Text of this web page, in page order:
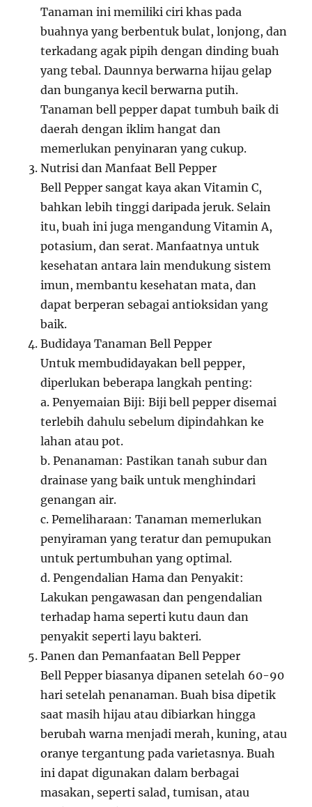
Tanaman ini memiliki ciri khas pada
buahnya yang berbentuk bulat, lonjong, dan
terkadang agak pipih dengan dinding buah
yang tebal. Daunnya berwarna hijau gelap
dan bunganya kecil berwarna putih.
Tanaman bell pepper dapat tumbuh baik di
daerah dengan iklim hangat dan
memerlukan penyinaran yang cukup.
Nutrisi dan Manfaat Bell Pepper
Bell Pepper sangat kaya akan Vitamin C,
bahkan lebih tinggi daripada jeruk. Selain
itu, buah ini juga mengandung Vitamin A,
potasium, dan serat. Manfaatnya untuk
kesehatan antara lain mendukung sistem
imun, membantu kesehatan mata, dan
dapat berperan sebagai antioksidan yang
baik.
Budidaya Tanaman Bell Pepper
Untuk membudidayakan bell pepper,
diperlukan beberapa langkah penting:
a. Penyemaian Biji: Biji bell pepper disemai
terlebih dahulu sebelum dipindahkan ke
lahan atau pot.
b. Penanaman: Pastikan tanah subur dan
drainase yang baik untuk menghindari
genangan air.
c. Pemeliharaan: Tanaman memerlukan
penyiraman yang teratur dan pemupukan
untuk pertumbuhan yang optimal.
d. Pengendalian Hama dan Penyakit:
Lakukan pengawasan dan pengendalian
terhadap hama seperti kutu daun dan
penyakit seperti layu bakteri.
Panen dan Pemanfaatan Bell Pepper
Bell Pepper biasanya dipanen setelah 60-90
hari setelah penanaman. Buah bisa dipetik
saat masih hijau atau dibiarkan hingga
berubah warna menjadi merah, kuning, atau
oranye tergantung pada varietasnya. Buah
ini dapat digunakan dalam berbagai
masakan, seperti salad, tumisan, atau